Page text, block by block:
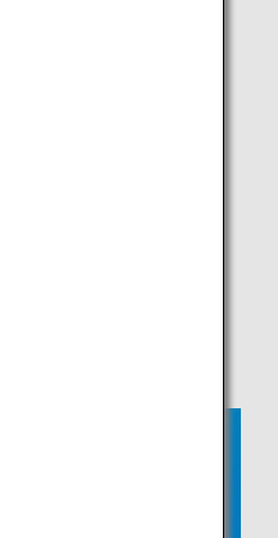
ปุ่น) (ภาษาอังกฤษเท่านั้น)
รื่นรมย์ยิ่งขึ้น
วกับเช็คอินออนไลน์ บริการ
ให้ทุกสิ่งเป็นไปอย่างราบรื่นที่